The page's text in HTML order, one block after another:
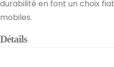
durabilité en font un choix
mobiles.
Détails